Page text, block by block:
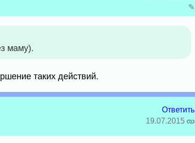
✎
маму).
таких действий.
Ответить
19.07.2015